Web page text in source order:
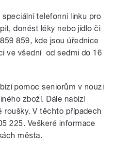
telefonní linku pro
donést léky nebo jídlo či
859, kde jsou úřednice
ve všední od sedmi do 16
pomoc seniorům v nouzi
zboží. Dále nabízí
roušky. V těchto případech
225. Veškeré informace
města.